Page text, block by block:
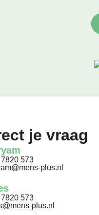
je vraag
573
plus.nl
573
plus.nl